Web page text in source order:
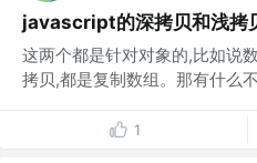
javascript的深拷贝和浅拷
这两个都是针对对象的,比如说
拷贝,都是复制数组。那有什么
1